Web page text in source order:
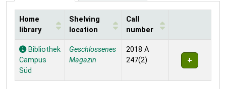
Holdings
Home
library
Shelving
location
Call
number
Bibliothek
Campus
Süd
Geschlossenes
Magazin
2018 A
247(2)